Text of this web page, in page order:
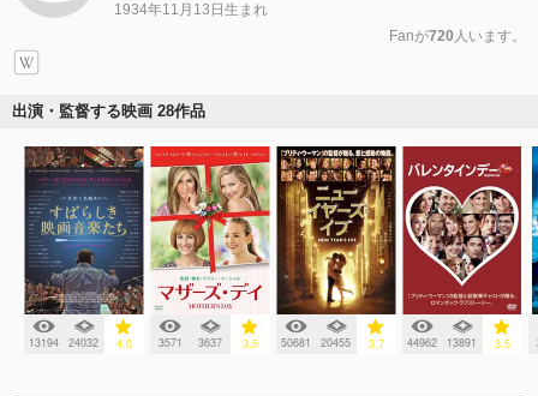
1934年11月13日生まれ
Fanが720 人います。
出演・監督する映画 28作品
13194 24032 4.0 3571 3637 3.5 50681 20455 3.7 44962 13891 3.5